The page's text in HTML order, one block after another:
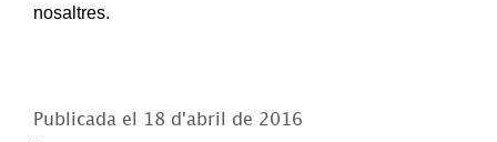
nosaltres.
Publicada el 18 d'abril de 2016